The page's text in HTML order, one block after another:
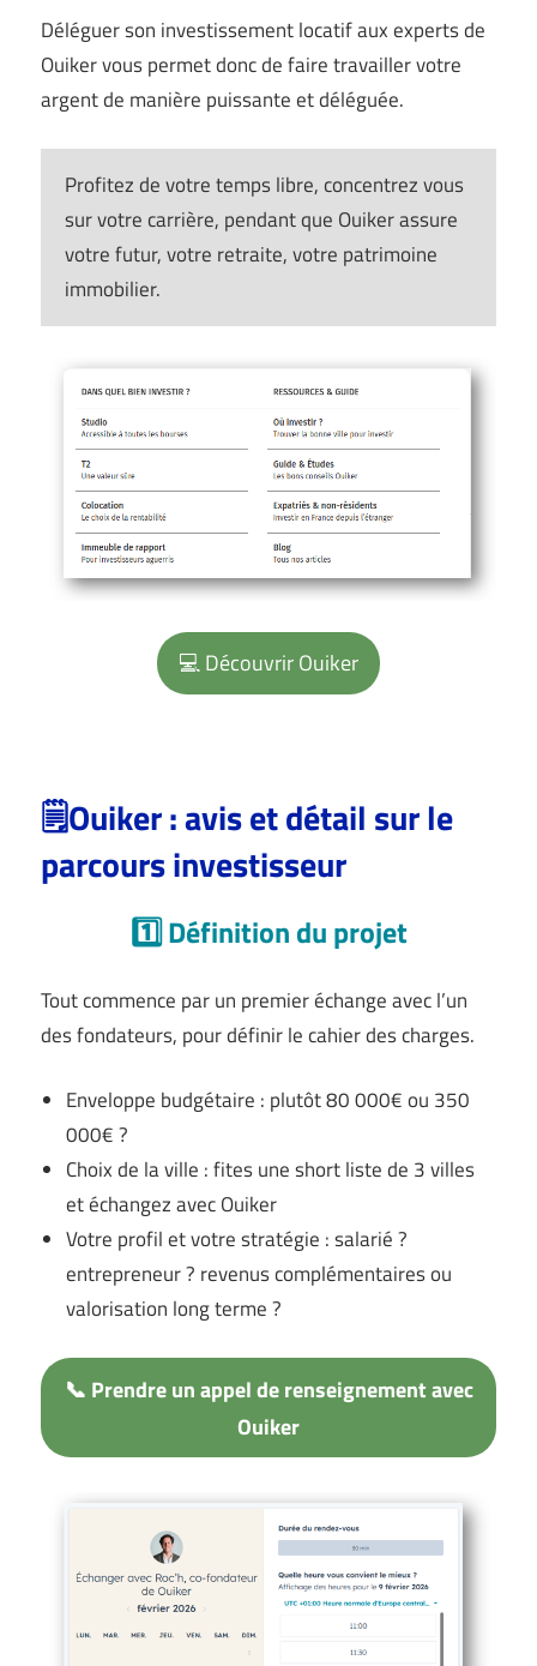
Déléguer son investissement locatif aux experts de
Ouiker vous permet donc de faire travailler votre
argent de manière puissante et déléguée.
Profitez de votre temps libre, concentrez vous
sur votre carrière, pendant que Ouiker assure
votre futur, votre retraite, votre patrimoine
immobilier.
💻 Découvrir Ouiker
🗒️Ouiker : avis et détail sur le
parcours investisseur
1️⃣ Définition du projet
Tout commence par un premier échange avec l’un
des fondateurs, pour définir le cahier des charges.
Enveloppe budgétaire : plutôt 80 000€ ou 350
000€ ?
Choix de la ville : fites une short liste de 3 villes
et échangez avec Ouiker
Votre profil et votre stratégie : salarié ?
entrepreneur ? revenus complémentaires ou
valorisation long terme ?
📞 Prendre un appel de renseignement avec
Ouiker